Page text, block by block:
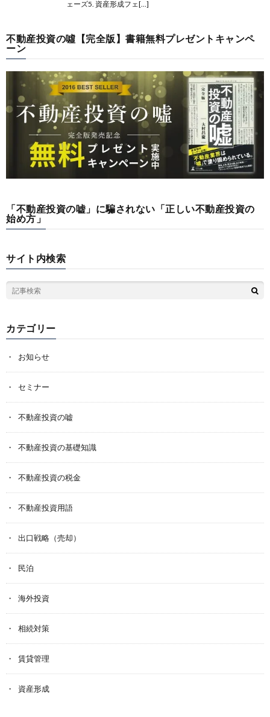
ェーズ5. 資産形成フェ[…]
不動産投資の噓【完全版】書籍無料プレゼントキャンペ
ーン
「不動産投資の嘘」に騙されない「正しい不動産投資の
始め方」
サイト内検索
カテゴリー
お知らせ
セミナー
不動産投資の嘘
不動産投資の基礎知識
不動産投資の税金
不動産投資用語
出口戦略（売却）
民泊
海外投資
相続対策
賃貸管理
資産形成